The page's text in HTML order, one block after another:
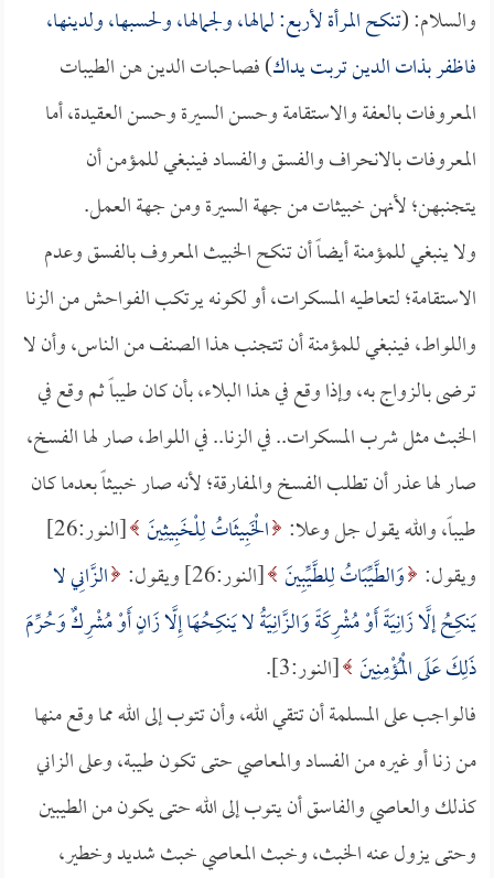
والسلام: (تنكح المرأة لأربع: لمالها، ولجمالها، ولحسبها، ولدينها،
فاظفر بذات الدين تربت يداك) فصاحبات الدين هن الطيبات
المعروفات بالعفة والاستقامة وحسن السيرة وحسن العقيدة، أما
المعروفات بالانحراف والفسق والفساد فينبغي للمؤمن أن
يتجنبهن؛ لأنهن خبيثات من جهة السيرة ومن جهة العمل.
ولا ينبغي للمؤمنة أيضاً أن تنكح الخبيث المعروف بالفسق وعدم
الاستقامة؛ لتعاطيه المسكرات، أو لكونه يرتكب الفواحش من الزنا
واللواط، فينبغي للمؤمنة أن تتجنب هذا الصنف من الناس، وأن لا
ترضى بالزواج به، وإذا وقع في هذا البلاء، بأن كان طيباً ثم وقع في
الخبث مثل شرب المسكرات.. في الزنا.. في اللواط، صار لها الفسخ،
صار لها عذر أن تطلب الفسخ والمفارقة؛ لأنه صار خبيثاً بعدما كان
طيباً، والله يقول جل وعلا: الْخَبِيثَاتُ لِلْخَبِيثِينَ
[النور:26]
ويقول: وَالطَّيِّبَاتُ لِلطَّيِّبِينَ [النور:26] ويقول:
الزَّانِي لا
يَنكِحُ إلَّا زَانِيَةً أَوْ مُشْرِكَةً وَالزَّانِيَةُ لا يَنكِحُهَا إِلَّا زَانٍ أَوْ مُشْرِكٌ وَحُرِّمَ
ذَلِكَ عَلَى الْمُؤْمِنِينَ [النور:3].
فالواجب على المسلمة أن تتقي الله، وأن تتوب إلى الله مما وقع منها
من زنا أو غيره من الفساد والمعاصي حتى تكون طيبة، وعلى الزاني
كذلك والعاصي والفاسق أن يتوب إلى الله حتى يكون من الطيبين
وحتى يزول عنه الخبث، وخبث المعاصي خبث شديد وخطير،